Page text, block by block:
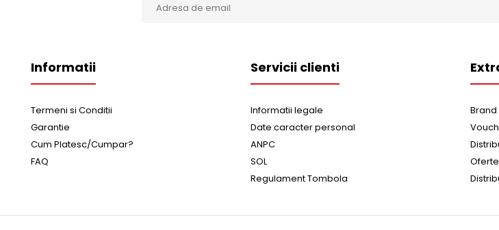
Informatii
Termeni si Conditii
Garantie
Cum Platesc/Cumpar?
FAQ
Servicii clienti
Informatii legale
Date caracter personal
ANPC
SOL
Regulament Tombola
Brand